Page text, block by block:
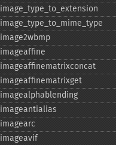
image_​type_​to_​extension
image_​type_​to_​mime_​type
image2wbmp
imageaffine
imageaffinematrixconcat
imageaffinematrixget
imagealphablending
imageantialias
imagearc
imageavif